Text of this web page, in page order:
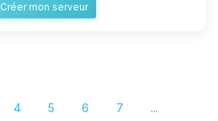
Créer mon serveur
4 5 6 7
...